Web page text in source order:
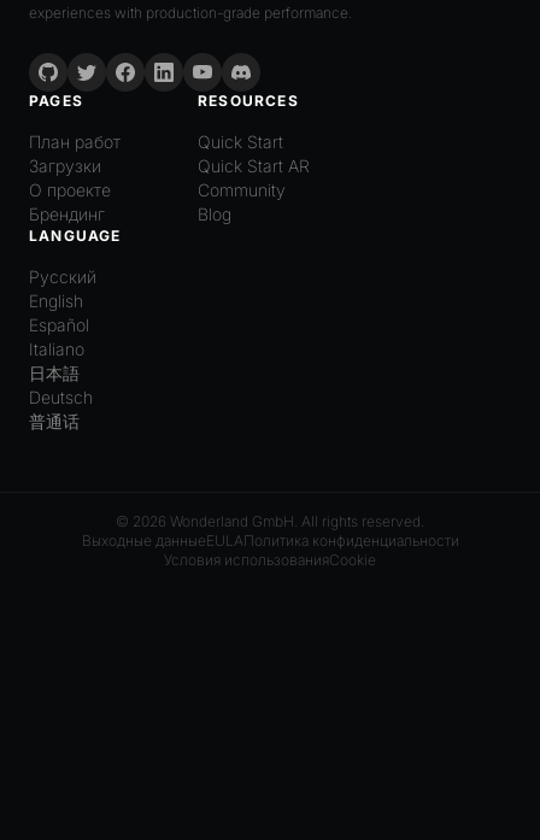
experiences with production-grade performance.
PAGES
План работ
Загрузки
О проекте
Брендинг
RESOURCES
Quick Start
Quick Start AR
Community
Blog
LANGUAGE
Русский
English
Español
Italiano
日本語
Deutsch
普通话
© 2026 Wonderland GmbH. All rights reserved.
Выходные данныеEULAПолитика конфиденциальности
Условия использованияCookie